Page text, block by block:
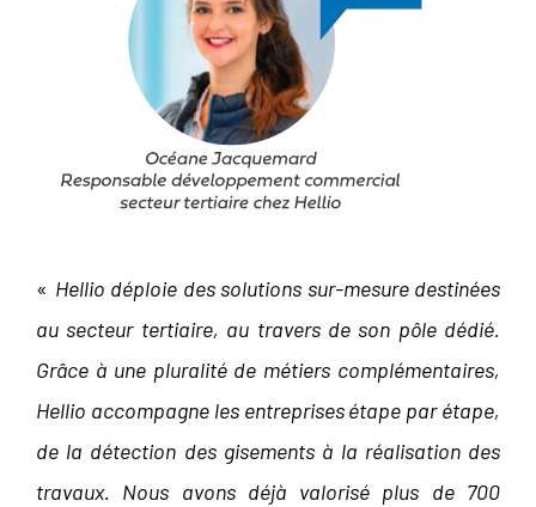
« Hellio déploie des solutions sur-mesure destinées
au secteur tertiaire, au travers de son pôle dédié.
Grâce à une pluralité de métiers complémentaires,
Hellio accompagne les entreprises étape par étape,
de la détection des gisements à la réalisation des
travaux. Nous avons déjà valorisé plus de 700